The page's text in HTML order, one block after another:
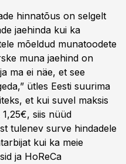
hinnatõus on selgelt
jaehinda kui ka
mõeldud munatoodete
muna jaehind on
ma ei näe, et see
ütles Eesti suurima
et kui suvel maksis
siis nüüd
tulenev surve hindadele
kui ka meie
ja HoReCa